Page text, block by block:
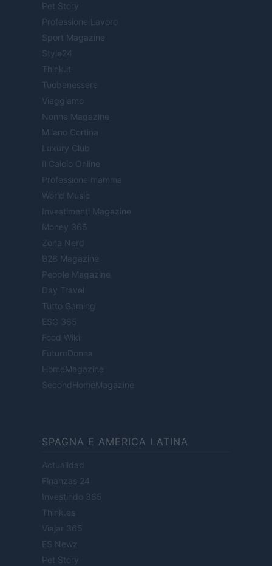
Pet Story
Professione Lavoro
Sport Magazine
Style24
Think.it
Tuobenessere
Viaggiamo
Nonne Magazine
Milano Cortina
Luxury Club
Il Calcio Online
Professione mamma
World Music
Investimenti Magazine
Money 365
Zona Nerd
B2B Magazine
People Magazine
Day Travel
Tutto Gaming
ESG 365
Food Wiki
FuturoDonna
HomeMagazine
SecondHomeMagazine
SPAGNA E AMERICA LATINA
Actualidad
Finanzas 24
Investindo 365
Think.es
Viajar 365
ES Newz
Pet Story